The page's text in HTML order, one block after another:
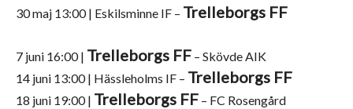
30 maj 13:00 | Eskilsminne IF – Trelleborgs FF
7 juni 16:00 | Trelleborgs FF – Skövde AIK
14 juni 13:00 | Hässleholms IF – Trelleborgs FF
18 juni 19:00 | Trelleborgs FF – FC Rosengård